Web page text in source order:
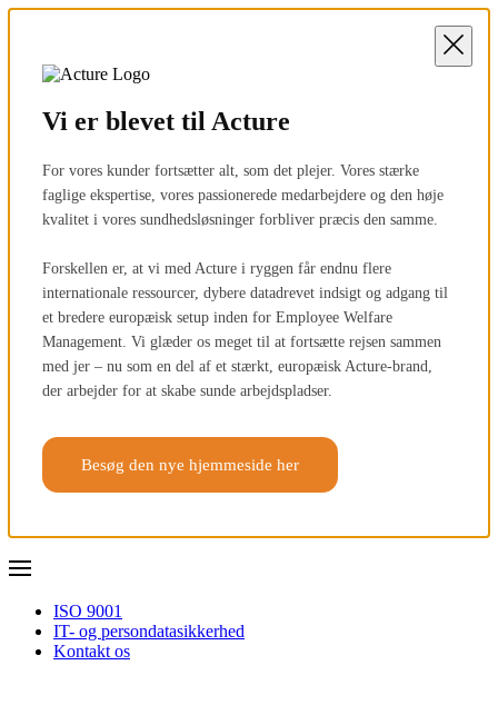
Vi er blevet til Acture
For vores kunder fortsætter alt, som det plejer. Vores stærke
faglige ekspertise, vores passionerede medarbejdere og den høje
kvalitet i vores sundhedsløsninger forbliver præcis den samme.
Forskellen er, at vi med Acture i ryggen får endnu flere
internationale ressourcer, dybere datadrevet indsigt og adgang til
et bredere europæisk setup inden for Employee Welfare
Management. Vi glæder os meget til at fortsætte rejsen sammen
med jer – nu som en del af et stærkt, europæisk Acture-brand,
der arbejder for at skabe sunde arbejdspladser.
Besøg den nye hjemmeside her
ISO 9001
IT- og persondatasikkerhed
Kontakt os